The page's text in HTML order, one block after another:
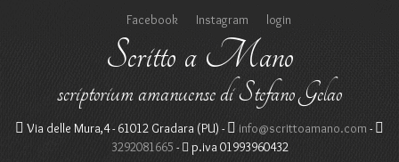
Facebook Instagram login
Scritto a Mano
scriptorium amanuense di Stefano Gelao
Via delle Mura,4 - 61012 Gradara (PU) - info@scrittoamano.com -
3292081665 - p.iva 01993960432